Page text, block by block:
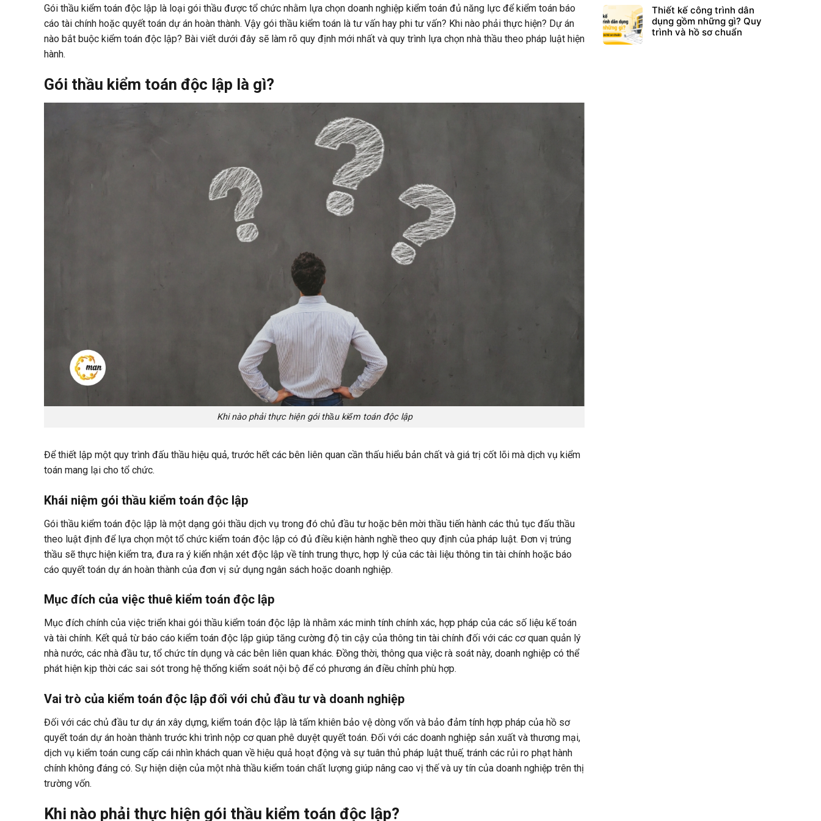
Gói thầu kiểm toán độc lập là loại gói thầu được tổ chức nhằm lựa chọn doanh nghiệp kiểm toán đủ năng lực để kiểm toán báo
cáo tài chính hoặc quyết toán dự án hoàn thành. Vậy gói thầu kiểm toán là tư vấn hay phi tư vấn? Khi nào phải thực hiện? Dự án
nào bắt buộc kiểm toán độc lập? Bài viết dưới đây sẽ làm rõ quy định mới nhất và quy trình lựa chọn nhà thầu theo pháp luật hiện
hành.
Gói thầu kiểm toán độc lập là gì?
Khi nào phải thực hiện gói thầu kiểm toán độc lập
Để thiết lập một quy trình đấu thầu hiệu quả, trước hết các bên liên quan cần thấu hiểu bản chất và giá trị cốt lõi mà dịch vụ kiểm
toán mang lại cho tổ chức.
Khái niệm gói thầu kiểm toán độc lập
Gói thầu kiểm toán độc lập là một dạng gói thầu dịch vụ trong đó chủ đầu tư hoặc bên mời thầu tiến hành các thủ tục đấu thầu
theo luật định để lựa chọn một tổ chức kiểm toán độc lập có đủ điều kiện hành nghề theo quy định của pháp luật. Đơn vị trúng
thầu sẽ thực hiện kiểm tra, đưa ra ý kiến nhận xét độc lập về tính trung thực, hợp lý của các tài liệu thông tin tài chính hoặc báo
cáo quyết toán dự án hoàn thành của đơn vị sử dụng ngân sách hoặc doanh nghiệp.
Mục đích của việc thuê kiểm toán độc lập
Mục đích chính của việc triển khai gói thầu kiểm toán độc lập là nhằm xác minh tính chính xác, hợp pháp của các số liệu kế toán
và tài chính. Kết quả từ báo cáo kiểm toán độc lập giúp tăng cường độ tin cậy của thông tin tài chính đối với các cơ quan quản lý
nhà nước, các nhà đầu tư, tổ chức tín dụng và các bên liên quan khác. Đồng thời, thông qua việc rà soát này, doanh nghiệp có thể
phát hiện kịp thời các sai sót trong hệ thống kiểm soát nội bộ để có phương án điều chỉnh phù hợp.
Vai trò của kiểm toán độc lập đối với chủ đầu tư và doanh nghiệp
Đối với các chủ đầu tư dự án xây dựng, kiểm toán độc lập là tấm khiên bảo vệ dòng vốn và bảo đảm tính hợp pháp của hồ sơ
quyết toán dự án hoàn thành trước khi trình nộp cơ quan phê duyệt quyết toán. Đối với các doanh nghiệp sản xuất và thương mại,
dịch vụ kiểm toán cung cấp cái nhìn khách quan về hiệu quả hoạt động và sự tuân thủ pháp luật thuế, tránh các rủi ro phạt hành
chính không đáng có. Sự hiện diện của một nhà thầu kiểm toán chất lượng giúp nâng cao vị thế và uy tín của doanh nghiệp trên thị
trường vốn.
Khi nào phải thực hiện gói thầu kiểm toán độc lập?
Thiết kế công trình dân
dụng gồm những gì? Quy
trình và hồ sơ chuẩn